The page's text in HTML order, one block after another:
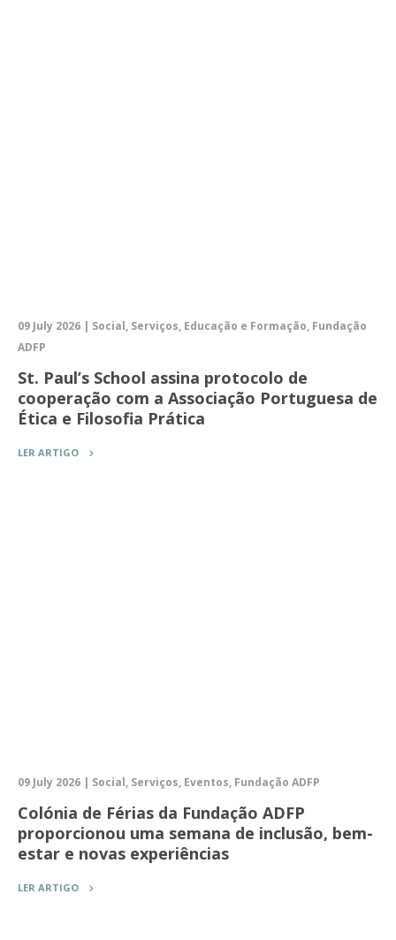
09 July 2026 | Social, Serviços, Educação e Formação, Fundação
ADFP
St. Paul’s School assina protocolo de
cooperação com a Associação Portuguesa de
Ética e Filosofia Prática
LER ARTIGO
09 July 2026 | Social, Serviços, Eventos, Fundação ADFP
Colónia de Férias da Fundação ADFP
proporcionou uma semana de inclusão, bem-
estar e novas experiências
LER ARTIGO